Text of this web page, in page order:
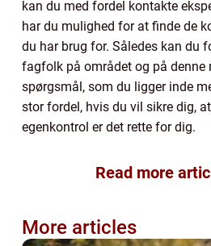
kan du med fordel kontakte
har du mulighed for at finde de
du har brug for. Således kan du
fagfolk på området og på denne
spørgsmål, som du ligger inde
stor fordel, hvis du vil sikre dig,
egenkontrol er det rette for dig.
Read more
More articles